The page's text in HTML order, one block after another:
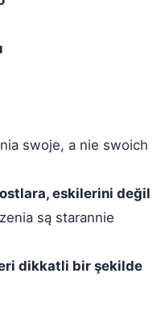
swoje, a nie swoich
eskilerini değil
są starannie
dikkatli bir şekilde